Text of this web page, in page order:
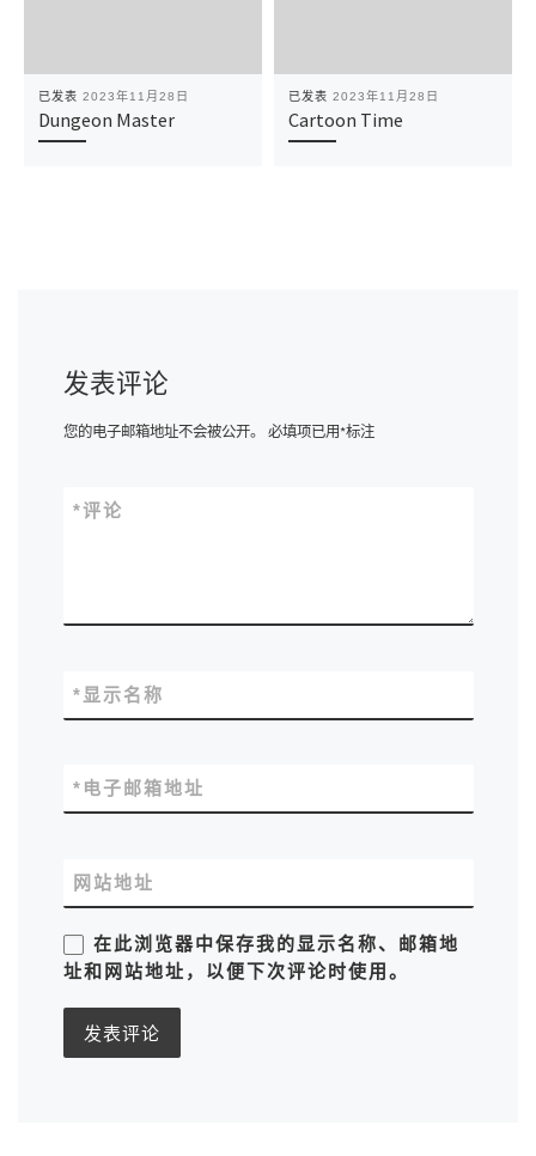
已发表 2023年11月28日
Dungeon Master
已发表 2023年11月28日
Cartoon Time
发表评论
您的电子邮箱地址不会被公开。 必填项已用*标注
评论
*
显示名称
*
电子邮箱地址
*
网站地址
在此浏览器中保存我的显示名称、邮箱地
址和网站地址，以便下次评论时使用。